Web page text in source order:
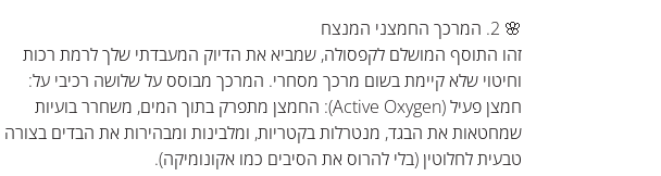
🌸 2. המרכך החמצני המנצח
זהו התוסף המושלם לקפסולה, שמביא את הדיוק המעבדתי שלך לרמת רכות
וחיטוי שלא קיימת בשום מרכך מסחרי. המרכך מבוסס על שלושה רכיבי על:
חמצן פעיל (Active Oxygen): החמצן מתפרק בתוך המים, משחרר בועיות
שמחטאות את הבגד, מנטרלות בקטריות, ומלבינות ומבהירות את הבדים בצורה
טבעית לחלוטין (בלי להרוס את הסיבים כמו אקונומיקה).